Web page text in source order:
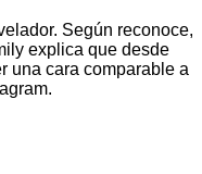
Según reconoce,
explica que desde
una cara comparable a